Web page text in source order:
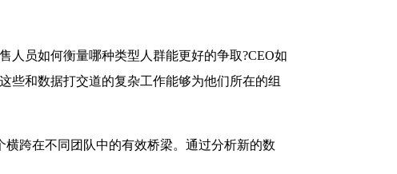
人员如何衡量哪种类型人群能更好的争取?CEO如
些和数据打交道的复杂工作能够为他们所在的组
跨在不同团队中的有效桥梁。通过分析新的数